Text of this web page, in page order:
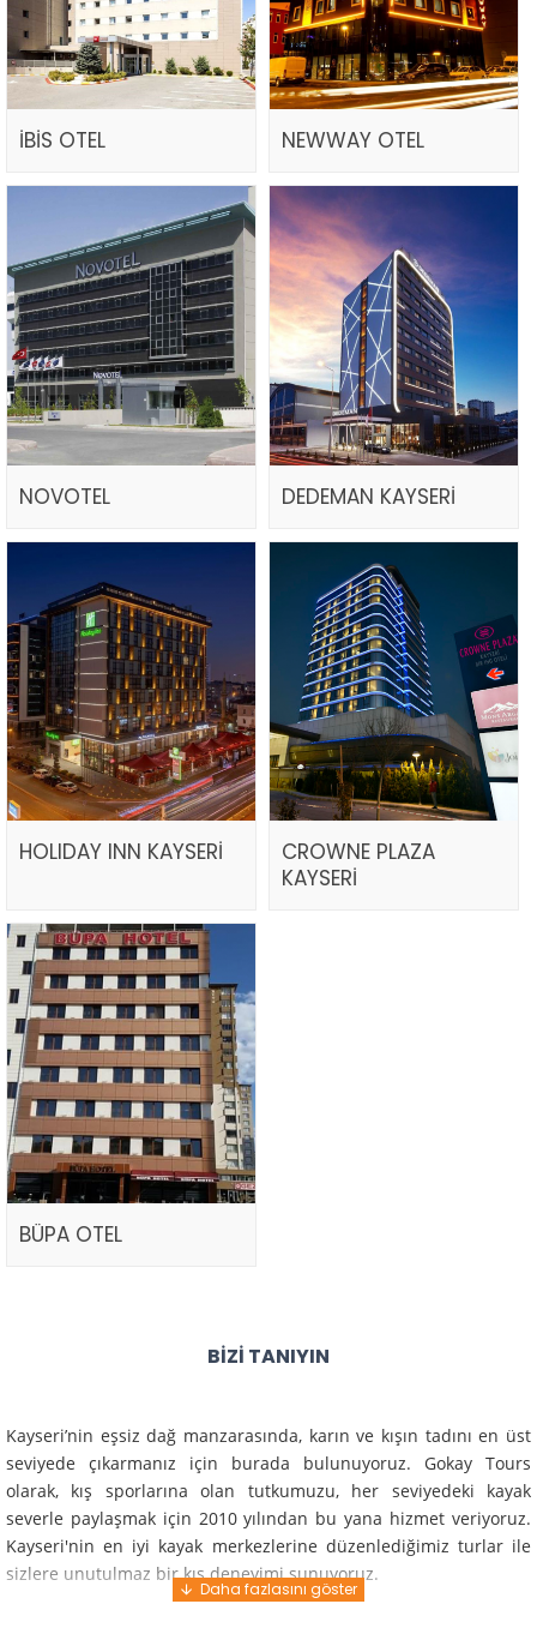
İBİS OTEL NEWWAY OTEL
NOVOTEL DEDEMAN KAYSERİ
HOLIDAY INN KAYSERİ
CROWNE PLAZA
KAYSERİ
BÜPA OTEL
BIZI TANIYIN
Kayseri’nin eşsiz dağ manzarasında, karın ve kışın tadını en üst
seviyede çıkarmanız için burada bulunuyoruz. Gokay Tours
olarak, kış sporlarına olan tutkumuzu, her seviyedeki kayak
severle paylaşmak için 2010 yılından bu yana hizmet veriyoruz.
Kayseri'nin en iyi kayak merkezlerine düzenlediğimiz turlar ile
sizlere unutulmaz bir kış deneyimi sunuyoruz.